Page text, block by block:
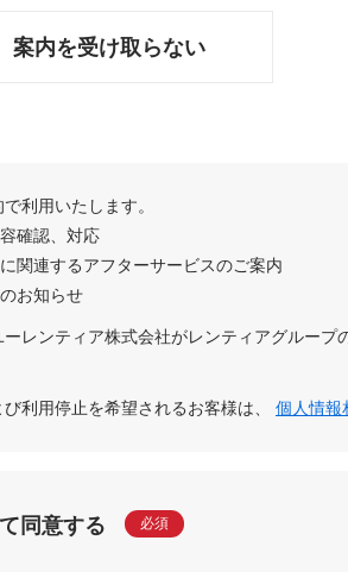
案内を受け取らない
利用いたします。
確認、対応
関連するアフターサービスのご案内
お知らせ
ーレンティア株式会社がレンティアグループ
利用停止を希望されるお客様は、 個人情報
同意する 必須